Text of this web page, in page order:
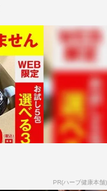
PR(ハーブ健康本舗)